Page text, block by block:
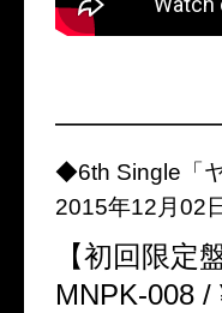
◆6th Single「ヤ
2015年12月02
【初回限定
MNPK-008 /